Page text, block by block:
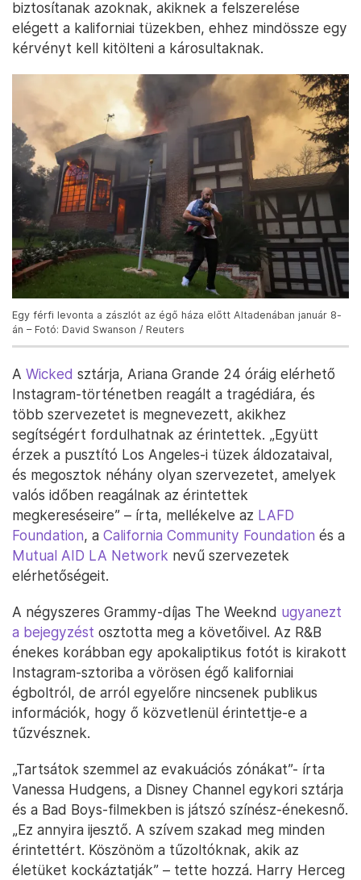
biztosítanak azoknak, akiknek a felszerelése
elégett a kaliforniai tüzekben, ehhez mindössze egy
kérvényt kell kitölteni a károsultaknak.
Egy férfi levonta a zászlót az égő háza előtt Altadenában január 8-
án – Fotó: David Swanson / Reuters
A Wicked sztárja, Ariana Grande 24 óráig elérhető
Instagram-történetben reagált a tragédiára, és
több szervezetet is megnevezett, akikhez
segítségért fordulhatnak az érintettek. „Együtt
érzek a pusztító Los Angeles-i tüzek áldozataival,
és megosztok néhány olyan szervezetet, amelyek
valós időben reagálnak az érintettek
megkereséseire” – írta, mellékelve az LAFD
Foundation, a California Community Foundation és a
Mutual AID LA Network nevű szervezetek
elérhetőségeit.
A négyszeres Grammy-díjas The Weeknd ugyanezt
a bejegyzést osztotta meg a követőivel. Az R&B
énekes korábban egy apokaliptikus fotót is kirakott
Instagram-sztoriba a vörösen égő kaliforniai
égboltról, de arról egyelőre nincsenek publikus
információk, hogy ő közvetlenül érintettje-e a
tűzvésznek.
„Tartsátok szemmel az evakuációs zónákat”- írta
Vanessa Hudgens, a Disney Channel egykori sztárja
és a Bad Boys-filmekben is játszó színész-énekesnő.
„Ez annyira ijesztő. A szívem szakad meg minden
érintettért. Köszönöm a tűzoltóknak, akik az
életüket kockáztatják” – tette hozzá. Harry Herceg